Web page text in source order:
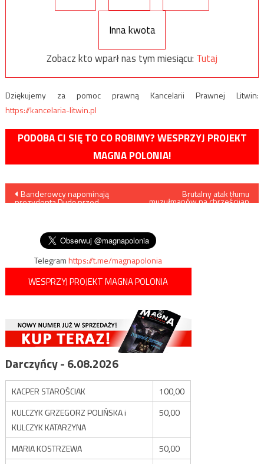
Inna kwota
Zobacz kto wparł nas tym miesiącu: Tutaj
Dziękujemy za pomoc prawną Kancelarii Prawnej Litwin:
https://kancelaria-litwin.pl
PODOBA CI SIĘ TO CO ROBIMY? WESPRZYJ PROJEKT
MAGNA POLONIA!
Nawigacja
Banderowcy napominają
prezydenta Dudę przed
Brutalny atak tłumu
muzułmanów na chrześcijan
Telegramhttps://t.me/magnapolonia
WESPRZYJ PROJEKT MAGNA POLONIA
Darczyńcy - 6.08.2026
KACPER STAROŚCIAK
100,00
KULCZYK GRZEGORZ POLIŃSKA i
KULCZYK KATARZYNA
50,00
MARIA KOSTRZEWA
50,00